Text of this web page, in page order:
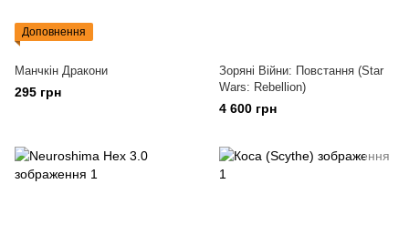
Доповнення
Манчкін Дракони
295 грн
Зоряні Війни: Повстання (Star
Wars: Rebellion)
4 600 грн